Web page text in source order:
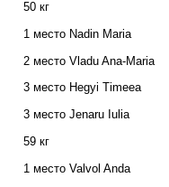
50 кг
1 место Nadin Maria
2 место Vladu Ana-Maria
3 место Hegyi Timeea
3 место Jenaru Iulia
59 кг
1 место Valvol Anda